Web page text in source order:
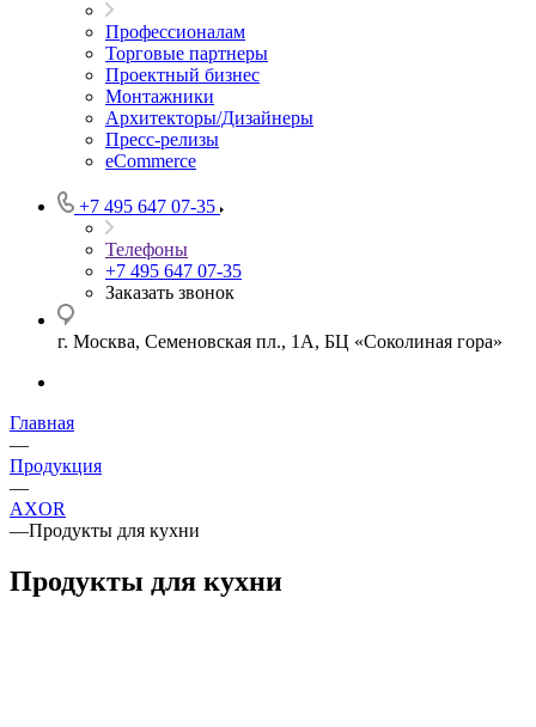
Профессионалам
Торговые партнеры
Проектный бизнес
Монтажники
Архитекторы/Дизайнеры
Пресс-релизы
eCommerce
+7 495 647 07-35
Телефоны
+7 495 647 07-35
Заказать звонок
г. Москва, Семеновская пл., 1А, БЦ «Соколиная гора»
Главная
—
Продукция
—
AXOR
—Продукты для кухни
Продукты для кухни